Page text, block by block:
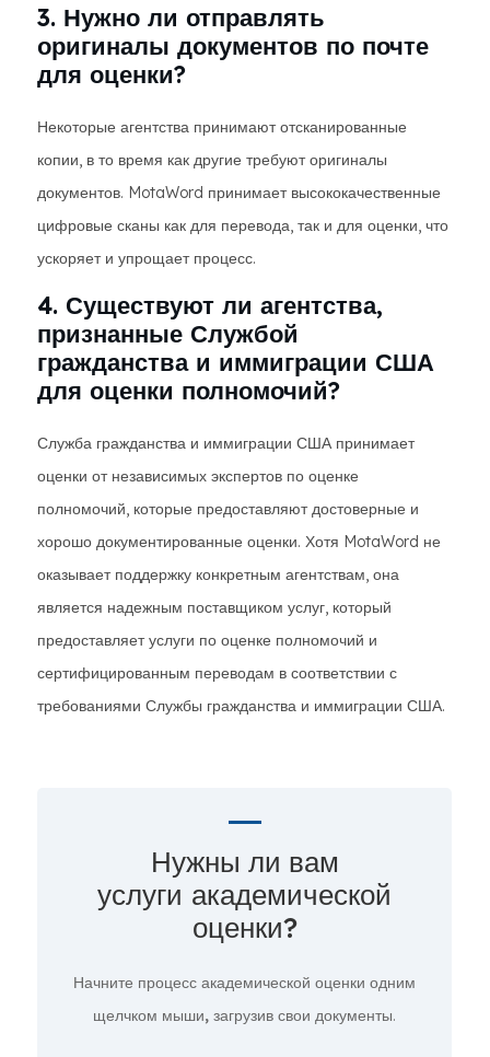
3. Нужно ли отправлять
оригиналы документов по почте
для оценки?
Некоторые агентства принимают отсканированные
копии, в то время как другие требуют оригиналы
документов. MotaWord принимает высококачественные
цифровые сканы как для перевода, так и для оценки, что
ускоряет и упрощает процесс.
4. Существуют ли агентства,
признанные Службой
гражданства и иммиграции США
для оценки полномочий?
Служба гражданства и иммиграции США принимает
оценки от независимых экспертов по оценке
полномочий, которые предоставляют достоверные и
хорошо документированные оценки. Хотя MotaWord не
оказывает поддержку конкретным агентствам, она
является надежным поставщиком услуг, который
предоставляет услуги по оценке полномочий и
сертифицированным переводам в соответствии с
требованиями Службы гражданства и иммиграции США.
Нужны ли вам
услуги академической
оценки?
Начните процесс академической оценки одним
щелчком мыши, загрузив свои документы.